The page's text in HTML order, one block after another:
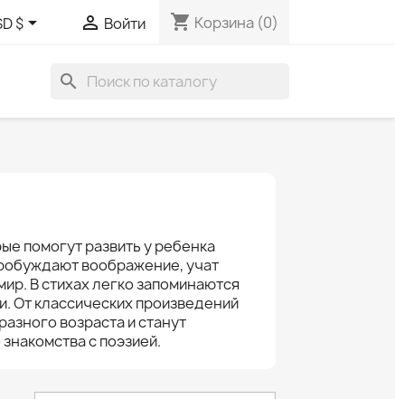
$  Войти shopping_cart Корзина (0)
search
помогут развить у ребенка
воображение, учат
В стихах легко запоминаются
От классических произведений
возраста и станут
с поэзией.